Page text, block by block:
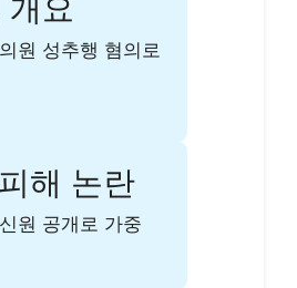
요
원 성추행 혐의로
해 논란
원 공개로 가중